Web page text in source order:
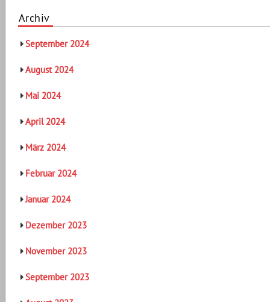
Archiv
September 2024
August 2024
Mai 2024
April 2024
März 2024
Februar 2024
Januar 2024
Dezember 2023
November 2023
September 2023